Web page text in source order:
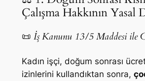
Çalışma Hakkının Yasal
📜 İş Kanunu 13/5 Maddesi ile
Kadın işçi, doğum sonrası
izinlerini kullandıktan sonra,